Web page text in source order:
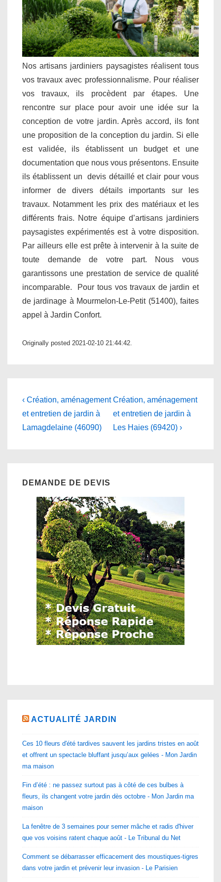
Nos artisans jardiniers paysagistes réalisent tous
vos travaux avec professionnalisme. Pour réaliser
vos travaux, ils procèdent par étapes. Une
rencontre sur place pour avoir une idée sur la
conception de votre jardin. Après accord, ils font
une proposition de la conception du jardin. Si elle
est validée, ils établissent un budget et une
documentation que nous vous présentons. Ensuite
ils établissent un devis détaillé et clair pour vous
informer de divers détails importants sur les
travaux. Notamment les prix des matériaux et les
différents frais. Notre équipe d’artisans jardiniers
paysagistes expérimentés est à votre disposition.
Par ailleurs elle est prête à intervenir à la suite de
toute demande de votre part. Nous vous
garantissons une prestation de service de qualité
incomparable. Pour tous vos travaux de jardin et
de jardinage à Mourmelon-Le-Petit (51400), faites
appel à Jardin Confort.
Originally posted 2021-02-10 21:44:42.
Navigation
de
l’article
Previous
Post
is
‹ Création, aménagement
et entretien de jardin à
Lamagdelaine (46090)
Next
Post
is
Création, aménagement
et entretien de jardin à
Les Haies (69420) ›
DEMANDE DE DEVIS
ACTUALITÉ JARDIN
Ces 10 fleurs d'été tardives sauvent les jardins tristes en août
et offrent un spectacle bluffant jusqu’aux gelées - Mon Jardin
ma maison
Fin d’été : ne passez surtout pas à côté de ces bulbes à
fleurs, ils changent votre jardin dès octobre - Mon Jardin ma
maison
La fenêtre de 3 semaines pour semer mâche et radis d'hiver
que vos voisins ratent chaque août - Le Tribunal du Net
Comment se débarrasser efficacement des moustiques-tigres
dans votre jardin et prévenir leur invasion - Le Parisien